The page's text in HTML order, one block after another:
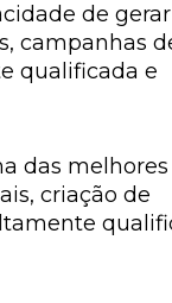
de gerar
campanhas
qualificada e
das melhores
criação de